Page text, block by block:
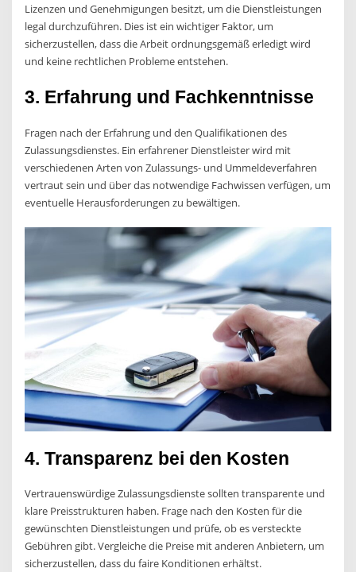
Lizenzen und Genehmigungen besitzt, um die Dienstleistungen
legal durchzuführen. Dies ist ein wichtiger Faktor, um
sicherzustellen, dass die Arbeit ordnungsgemäß erledigt wird
und keine rechtlichen Probleme entstehen.
3. Erfahrung und Fachkenntnisse
Fragen nach der Erfahrung und den Qualifikationen des
Zulassungsdienstes. Ein erfahrener Dienstleister wird mit
verschiedenen Arten von Zulassungs- und Ummeldeverfahren
vertraut sein und über das notwendige Fachwissen verfügen, um
eventuelle Herausforderungen zu bewältigen.
4. Transparenz bei den Kosten
Vertrauenswürdige Zulassungsdienste sollten transparente und
klare Preisstrukturen haben. Frage nach den Kosten für die
gewünschten Dienstleistungen und prüfe, ob es versteckte
Gebühren gibt. Vergleiche die Preise mit anderen Anbietern, um
sicherzustellen, dass du faire Konditionen erhältst.